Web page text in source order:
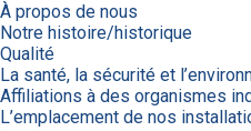
À propos de nous
Notre histoire/historique
Qualité
La santé, la sécurité et
Affiliations à des organismes
L’emplacement de nos